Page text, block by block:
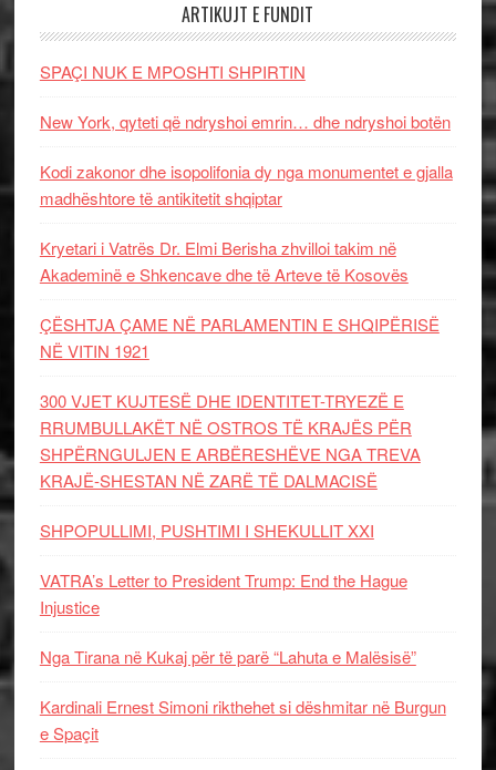
ARTIKUJT E FUNDIT
SPAÇI NUK E MPOSHTI SHPIRTIN
New York, qyteti që ndryshoi emrin… dhe ndryshoi botën
Kodi zakonor dhe isopolifonia dy nga monumentet e gjalla
madhështore të antikitetit shqiptar
Kryetari i Vatrës Dr. Elmi Berisha zhvilloi takim në
Akademinë e Shkencave dhe të Arteve të Kosovës
ÇËSHTJA ÇAME NË PARLAMENTIN E SHQIPËRISË
NË VITIN 1921
300 VJET KUJTESË DHE IDENTITET-TRYEZË E
RRUMBULLAKËT NË OSTROS TË KRAJËS PËR
SHPËRNGULJEN E ARBËRESHËVE NGA TREVA
KRAJË-SHESTAN NË ZARË TË DALMACISË
SHPOPULLIMI, PUSHTIMI I SHEKULLIT XXI
VATRA’s Letter to President Trump: End the Hague
Injustice
Nga Tirana në Kukaj për të parë “Lahuta e Malësisë”
Kardinali Ernest Simoni rikthehet si dëshmitar në Burgun
e Spaçit